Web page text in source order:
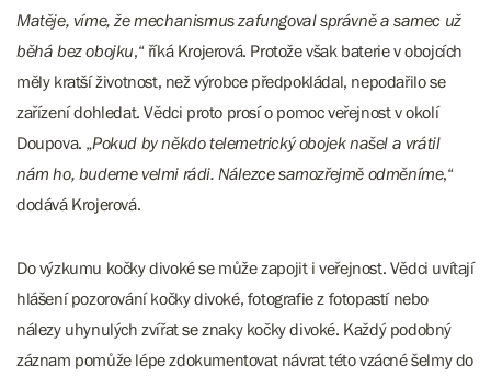
Matěje, víme, že mechanismus zafungoval správně a samec už
běhá bez obojku,“ říká Krojerová. Protože však baterie v obojcích
měly kratší životnost, než výrobce předpokládal, nepodařilo se
zařízení dohledat. Vědci proto prosí o pomoc veřejnost v okolí
Doupova. „Pokud by někdo telemetrický obojek našel a vrátil
nám ho, budeme velmi rádi. Nálezce samozřejmě odměníme,“
dodává Krojerová.
Do výzkumu kočky divoké se může zapojit i veřejnost. Vědci uvítají
hlášení pozorování kočky divoké, fotografie z fotopastí nebo
nálezy uhynulých zvířat se znaky kočky divoké. Každý podobný
záznam pomůže lépe zdokumentovat návrat této vzácné šelmy do